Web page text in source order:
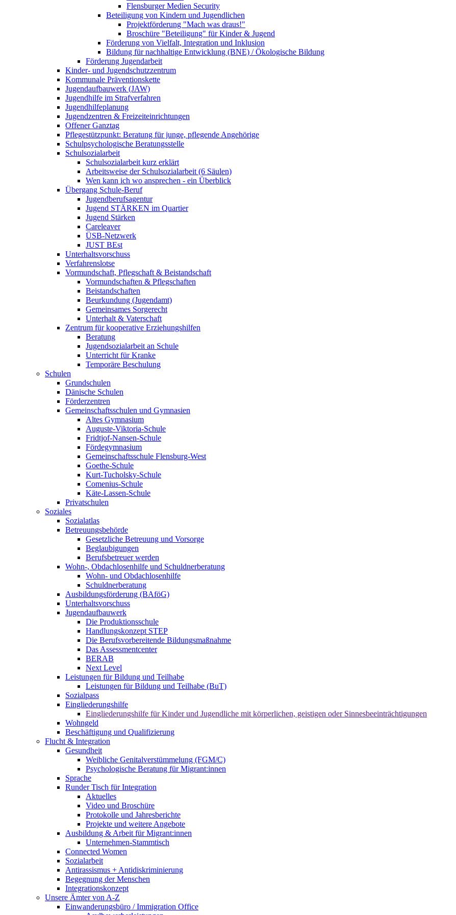
Flensburger Medien Security
Beteiligung von Kindern und Jugendlichen
Projektförderung "Mach was draus!"
Broschüre "Beteiligung" für Kinder & Jugend
Förderung von Vielfalt, Integration und Inklusion
Bildung für nachhaltige Entwicklung (BNE) / Ökologische Bildung
Förderung Jugendarbeit
Kinder- und Jugendschutzzentrum
Kommunale Präventionskette
Jugendaufbauwerk (JAW)
Jugendhilfe im Strafverfahren
Jugendhilfeplanung
Jugendzentren & Freizeiteinrichtungen
Offener Ganztag
Pflegestützpunkt: Beratung für junge, pflegende Angehörige
Schulpsychologische Beratungsstelle
Schulsozialarbeit
Schulsozialarbeit kurz erklärt
Arbeitsweise der Schulsozialarbeit (6 Säulen)
Wen kann ich wo ansprechen - ein Überblick
Übergang Schule-Beruf
Jugendberufsagentur
Jugend STÄRKEN im Quartier
Jugend Stärken
Careleaver
ÜSB-Netzwerk
JUST BEst
Unterhaltsvorschuss
Verfahrenslotse
Vormundschaft, Pflegschaft & Beistandschaft
Vormundschaften & Pflegschaften
Beistandschaften
Beurkundung (Jugendamt)
Gemeinsames Sorgerecht
Unterhalt & Vaterschaft
Zentrum für kooperative Erziehungshilfen
Beratung
Jugendsozialarbeit an Schule
Unterricht für Kranke
Temporäre Beschulung
Schulen
Grundschulen
Dänische Schulen
Förderzentren
Gemeinschaftsschulen und Gymnasien
Altes Gymnasium
Auguste-Viktoria-Schule
Fridtjof-Nansen-Schule
Fördegymnasium
Gemeinschaftsschule Flensburg-West
Goethe-Schule
Kurt-Tucholsky-Schule
Comenius-Schule
Käte-Lassen-Schule
Privatschulen
Soziales
Sozialatlas
Betreuungsbehörde
Gesetzliche Betreuung und Vorsorge
Beglaubigungen
Berufsbetreuer werden
Wohn-, Obdachlosenhilfe und Schuldnerberatung
Wohn- und Obdachlosenhilfe
Schuldnerberatung
Ausbildungsförderung (BAföG)
Unterhaltsvorschuss
Jugendaufbauwerk
Die Produktionsschule
Handlungskonzept STEP
Die Berufsvorbereitende Bildungsmaßnahme
Das Assessmentcenter
BERAB
Next Level
Leistungen für Bildung und Teilhabe
Leistungen für Bildung und Teilhabe (BuT)
Sozialpass
Eingliederungshilfe
Eingliederungshilfe für Kinder und Jugendliche mit körperlichen, geistigen oder Sinnesbeeinträchtigungen
Wohngeld
Beschäftigung und Qualifizierung
Flucht & Integration
Gesundheit
Weibliche Genitalverstümmelung (FGM/C)
Psychologische Beratung für Migrant:innen
Sprache
Runder Tisch für Integration
Aktuelles
Video und Broschüre
Protokolle und Jahresberichte
Projekte und weitere Angebote
Ausbildung & Arbeit für Migrant:innen
Unternehmen-Stammtisch
Connected Women
Sozialarbeit
Antirassismus + Antidiskriminierung
Begegnung der Menschen
Integrationskonzept
Unsere Ämter von A-Z
Einwanderungsbüro / Immigration Office